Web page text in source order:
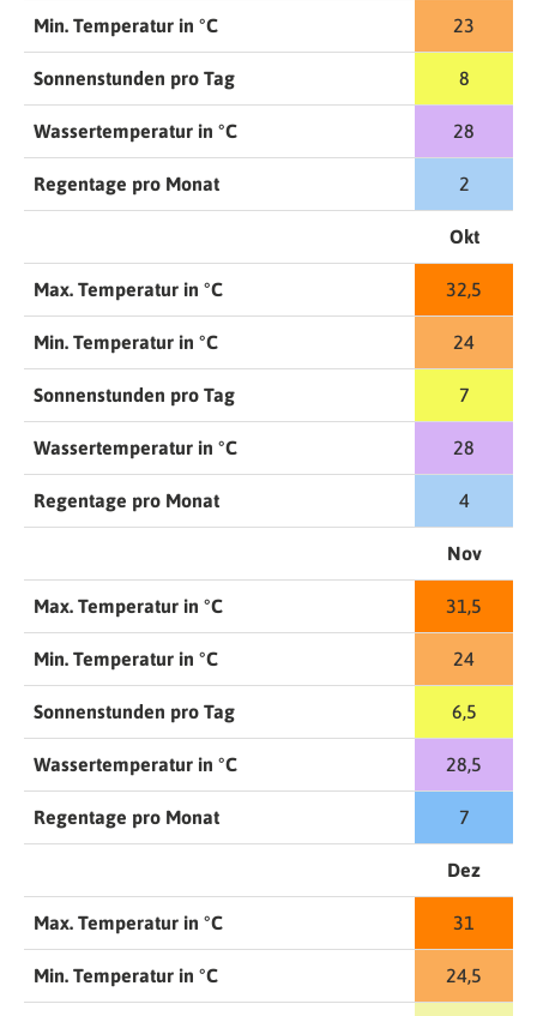
Min. Temperatur in °C 23
Sonnenstunden pro Tag 8
Wassertemperatur in °C 28
Regentage pro Monat 2
Okt
Max. Temperatur in °C 32,5
Min. Temperatur in °C 24
Sonnenstunden pro Tag 7
Wassertemperatur in °C 28
Regentage pro Monat 4
Nov
Max. Temperatur in °C 31,5
Min. Temperatur in °C 24
Sonnenstunden pro Tag 6,5
Wassertemperatur in °C 28,5
Regentage pro Monat 7
Dez
Max. Temperatur in °C 31
Min. Temperatur in °C 24,5